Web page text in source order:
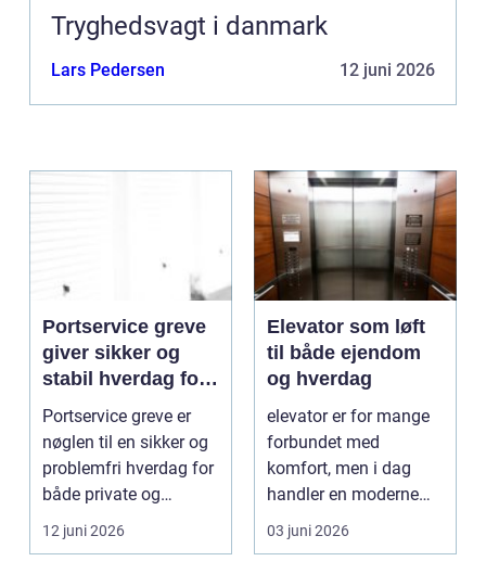
Tryghedsvagt i danmark
Lars Pedersen 12 juni 2026
Portservice greve
giver sikker og
stabil hverdag for
porte
Portservice greve er
nøglen til en sikker og
problemfri hverdag for
både private og
virksomheder, de...
12 juni 2026
Elevator som løft
til både ejendom
og hverdag
elevator er for mange
forbundet med
komfort, men i dag
handler en moderne
elevator lige så meg...
03 juni 2026